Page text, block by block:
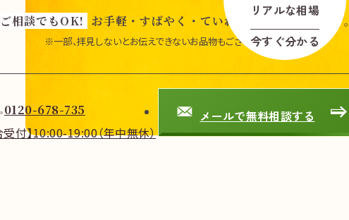
リアルな相場
今すぐ分かる
相談でもOK! お手軽・すばやく・ていねいに査定いたします。
※一部、拝見しないとお伝えできないお品物もございます。
0120-678-735
受付】10:00-19:00（年中無休）
メールで無料相談する